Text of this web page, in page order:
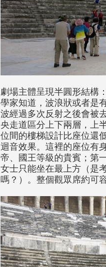
劇場主體呈現半圓形結構
學家知道，波浪狀或者是
波經過多次反射之後會被
央走道區分上下兩層，上
位間的樓梯設計比座位還
迴音效果。這裡的座位有
帝、國王等級的貴賓；第
女士只能坐在最上方（是
嗎？）。整個觀眾席約可